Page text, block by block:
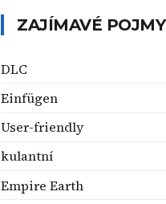
ZAJÍMAVÉ POJMY
DLC
Einfügen
User-friendly
kulantní
Empire Earth